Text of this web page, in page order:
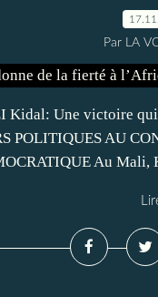
Par LA
Une victoire
POLITIQUES AU
Au Mali,